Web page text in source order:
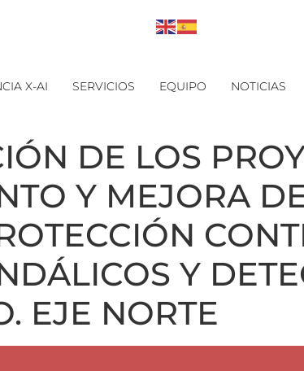
X-AI SERVICIOS EQUIPO NOTICIAS
DE LOS
Y MEJORA
Y
EJE NORTE